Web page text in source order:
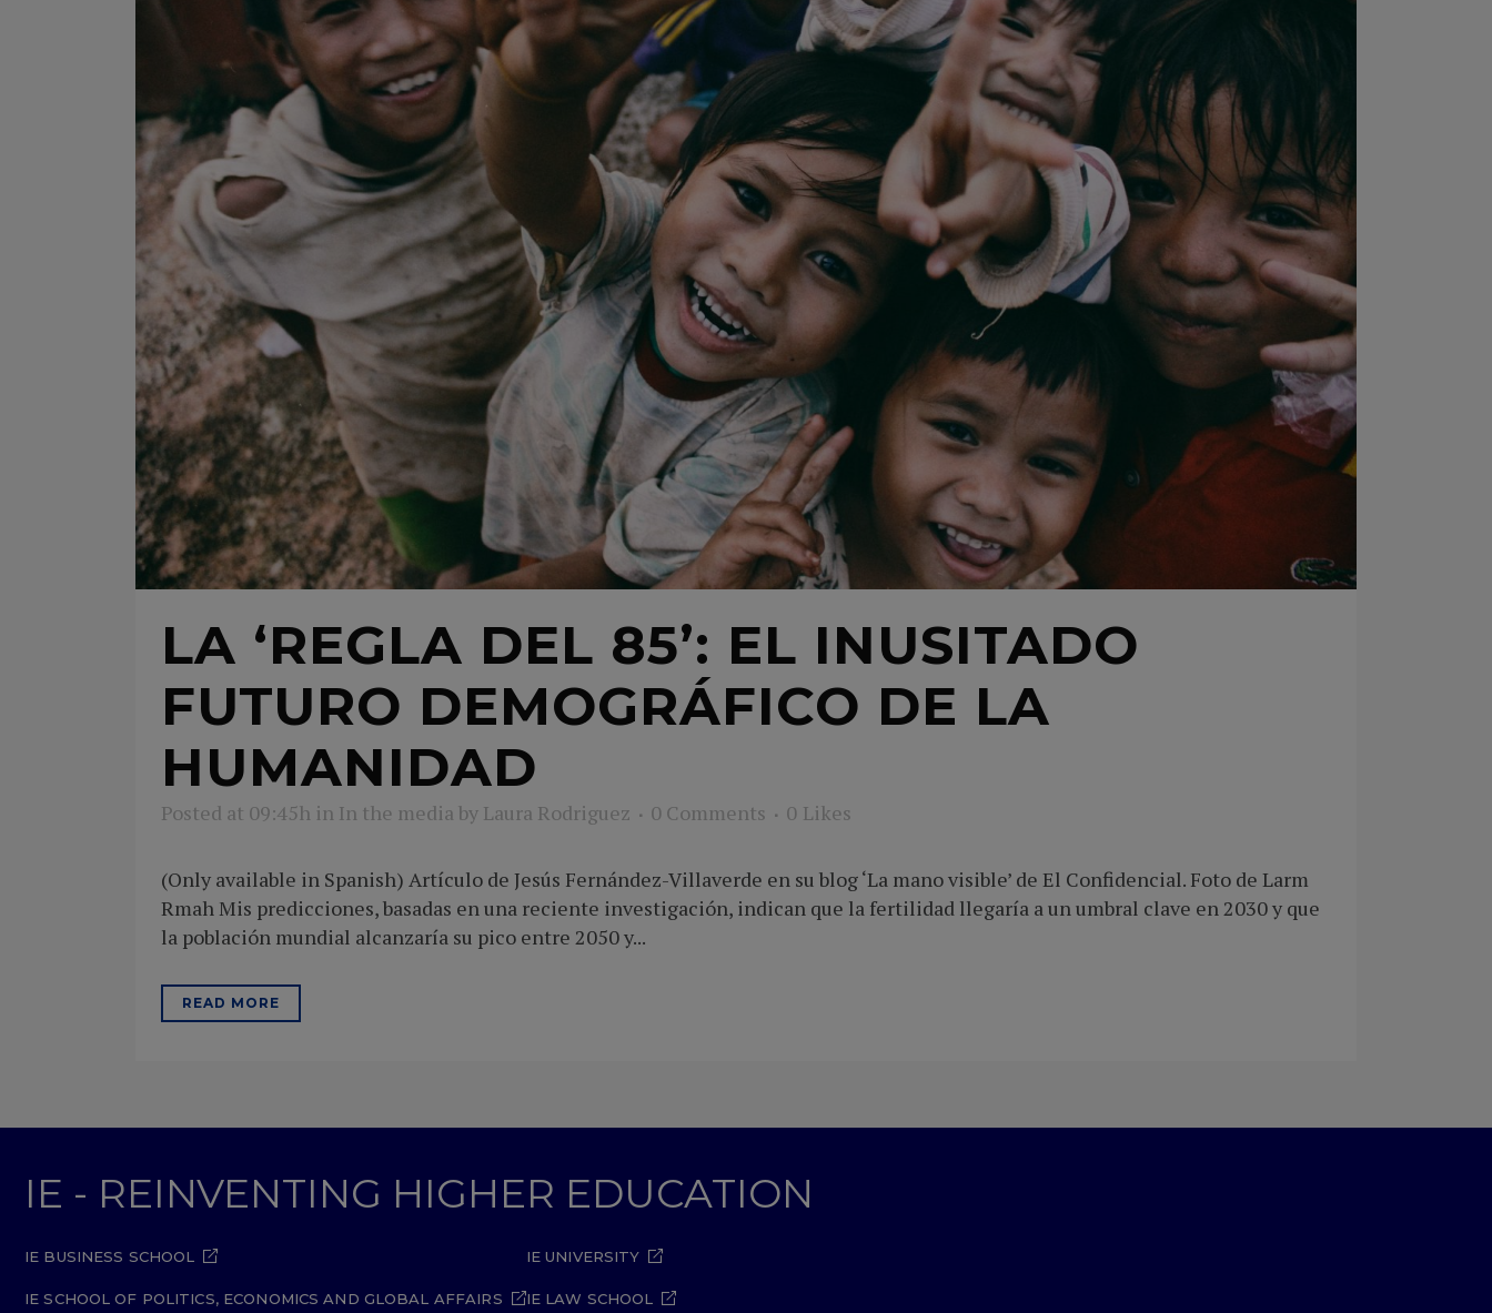
LA ‘REGLA DEL 85’: EL INUSITADO
FUTURO DEMOGRÁFICO DE LA
HUMANIDAD
Posted at 09:45h in In the media by Laura Rodriguez 0 Comments 0 Likes
(Only available in Spanish) Artículo de Jesús Fernández-Villaverde en su blog ‘La mano visible’ de El Confidencial. Foto de Larm
Rmah Mis predicciones, basadas en una reciente investigación, indican que la fertilidad llegaría a un umbral clave en 2030 y que
la población mundial alcanzaría su pico entre 2050 y...
READ MORE
IE - REINVENTING HIGHER EDUCATION
IE BUSINESS SCHOOL
IE SCHOOL OF POLITICS, ECONOMICS AND GLOBAL AFFAIRS
IE UNIVERSITY
IE LAW SCHOOL